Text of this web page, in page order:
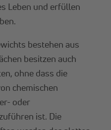
Leben und erfüllen
bestehen aus
besitzen auch
ohne dass die
chemischen
oder
ist. Die